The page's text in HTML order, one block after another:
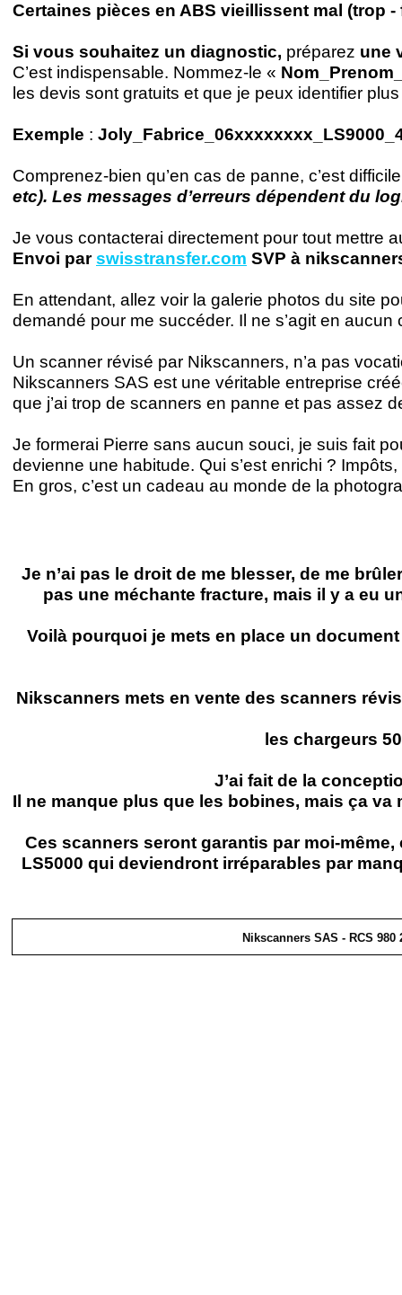
Certaines pièces en ABS vieillissent mal (trop -
Si vous souhaitez un diagnostic, préparez une
C’est indispensable. Nommez-le «
les devis sont gratuits et que je peux identifier
Exemple :
Comprenez-bien qu’en cas de panne, c’est
etc). Les messages d’erreurs dépendent du
Je vous contacterai directement pour tout mettre
Envoi parswisstransfer.com SVP à
En attendant, allez voir la galerie photos du site
demandé pour me succéder. Il ne s’agit en aucun
Un scanner révisé par Nikscanners, n’a pas
Nikscanners SAS est une véritable entreprise
que j’ai trop de scanners en panne et pas assez
Je formerai Pierre sans aucun souci, je suis fait
devienne une habitude. Qui s’est enrichi ?
En gros, c’est un cadeau au monde de la
Nikscanners SAS - RCS 980
Je n’ai pas le droit de me blesser, de me
pas une méchante fracture, mais il y a eu
Voilà pourquoi je mets en place un
Nikscanners mets en vente des scanners
les chargeurs
J’ai fait de la
Il ne manque plus que les bobines, mais ça
Ces scanners seront garantis par moi-même,
LS5000 qui deviendront irréparables par